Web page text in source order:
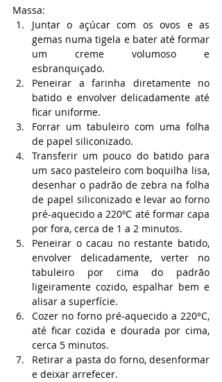
Massa:
Juntar o açúcar com os ovos e as
gemas numa tigela e bater até formar
um creme volumoso e
esbranquiçado.
Peneirar a farinha diretamente no
batido e envolver delicadamente até
ficar uniforme.
Forrar um tabuleiro com uma folha
de papel siliconizado.
Transferir um pouco do batido para
um saco pasteleiro com boquilha lisa,
desenhar o padrão de zebra na folha
de papel siliconizado e levar ao forno
pré-aquecido a 220ºC até formar capa
por fora, cerca de 1 a 2 minutos.
Peneirar o cacau no restante batido,
envolver delicadamente, verter no
tabuleiro por cima do padrão
ligeiramente cozido, espalhar bem e
alisar a superfície.
Cozer no forno pré-aquecido a 220°C,
até ficar cozida e dourada por cima,
cerca 5 minutos.
Retirar a pasta do forno, desenformar
e deixar arrefecer.